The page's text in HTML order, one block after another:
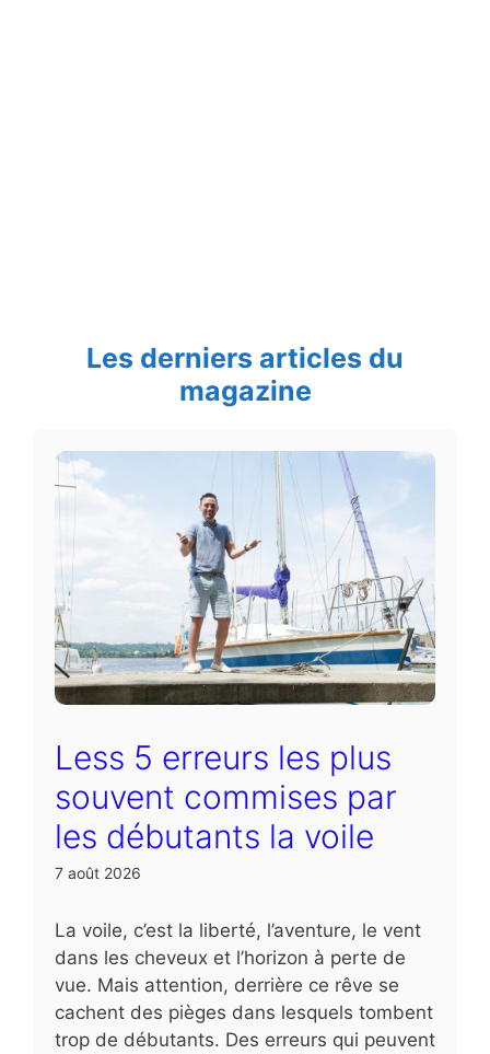
Les derniers articles du
magazine
Less 5 erreurs les plus
souvent commises par
les débutants la voile
7 août 2026
La voile, c’est la liberté, l’aventure, le vent
dans les cheveux et l’horizon à perte de
vue. Mais attention, derrière ce rêve se
cachent des pièges dans lesquels tombent
trop de débutants. Des erreurs qui peuvent